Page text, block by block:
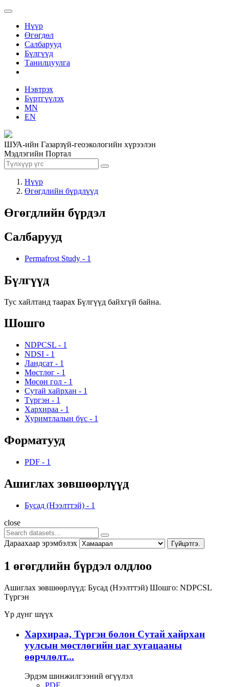
Нүүр
Өгөгдөл
Салбарууд
Бүлгүүд
Танилцуулга
Нэвтрэх
Бүртгүүлэх
MN
EN
ШУА-ийн Газарзүй-геоэкологийн хүрээлэн
Мэдлэгийн Портал
Нүүр
Өгөгдлийн бүрдлүүд
Өгөгдлийн бүрдэл
Салбарууд
Permafrost Study - 1
Бүлгүүд
Тус хайлтанд таарах Бүлгүүд байхгүй байна.
Шошго
NDPCSL - 1
NDSI - 1
Ландсат - 1
Мөстлөг - 1
Мөсөн гол - 1
Сутай хайрхан - 1
Түргэн - 1
Хархираа - 1
Хуримтлалын бүс - 1
Форматууд
PDF - 1
Ашиглах зөвшөөрлүүд
Бусад (Нээлттэй) - 1
close
Дараахаар эрэмбэлэх Гүйцэтгэ.
1 өгөгдлийн бүрдэл олдлоо
Ашиглах зөвшөөрлүүд: Бусад (Нээлттэй) Шошго: NDPCSL
Түргэн
Үр дүнг шүүх
Хархираа, Түргэн болон Сутай хайрхан
уулсын мөстлөгийн цаг хугацааны
өөрчлөлт...
Эрдэм шинжилгээний өгүүлэл